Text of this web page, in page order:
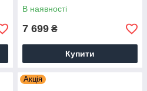
В наявності
7 699 ₴
Купити
Акція